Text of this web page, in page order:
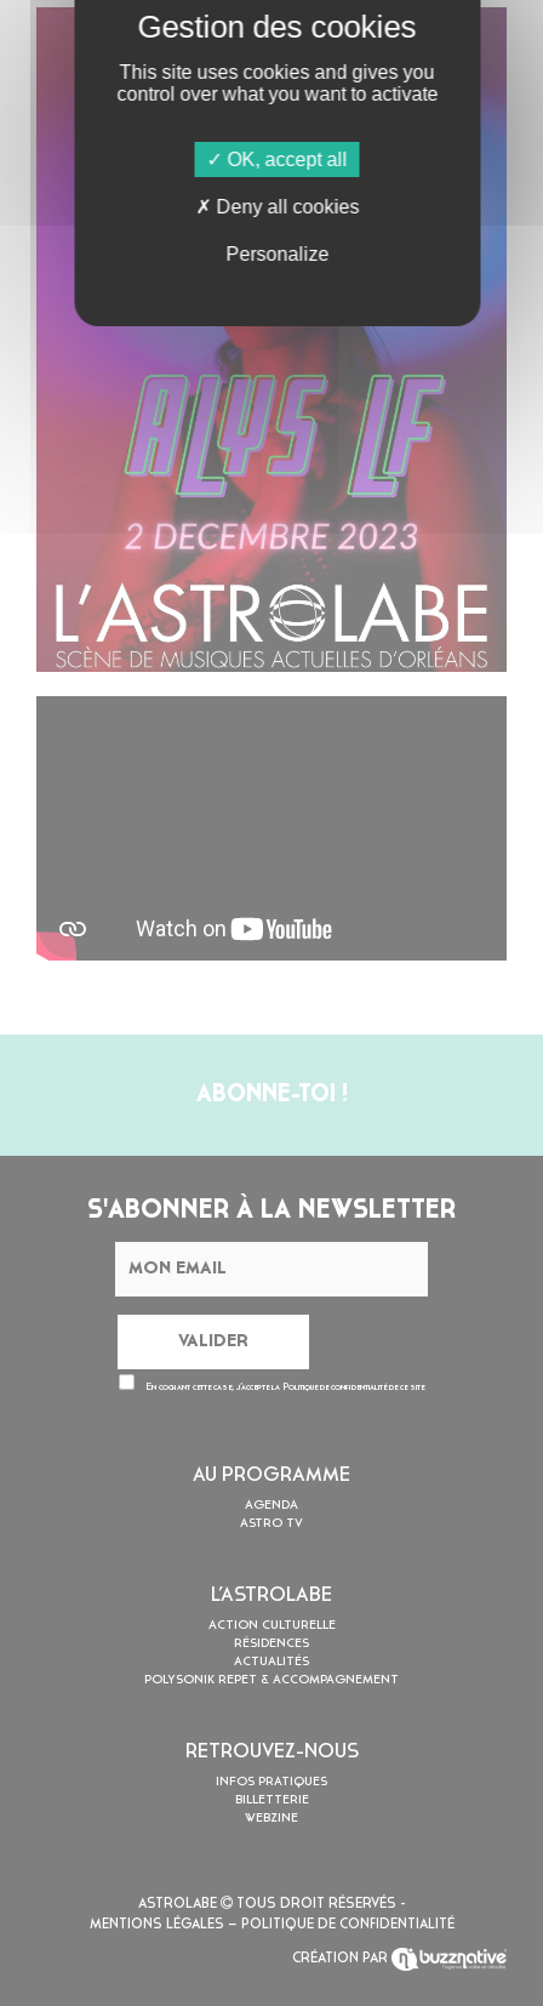
ABONNE-TOI !
S'ABONNER À LA NEWSLETTER
En cochant cette case, j’accepte la Politique de confidentialitéde ce site
AU PROGRAMME
AGENDA
ASTRO TV
L’ASTROLABE
ACTION CULTURELLE
RÉSIDENCES
ACTUALITÉS
POLYSONIK REPET & ACCOMPAGNEMENT
RETROUVEZ-NOUS
INFOS PRATIQUES
BILLETTERIE
WEBZINE
ASTROLABE
TOUS DROIT RÉSERVÉS -
MENTIONS LÉGALES – POLITIQUE DE CONFIDENTIALITÉ
CRÉATION PAR
This site uses cookies and gives you
control over what you want to activate
OK, accept all
Deny all cookies
Personalize